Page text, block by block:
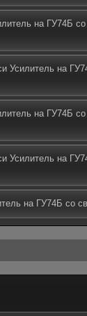
на ГУ74Б
Усилитель на
на ГУ74Б
Усилитель на
на ГУ74Б со